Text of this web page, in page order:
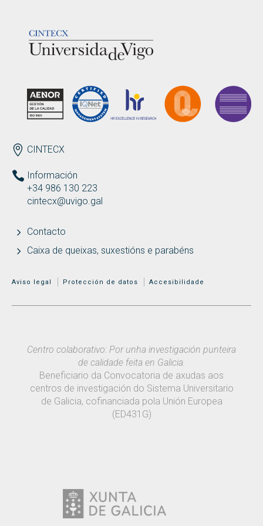
ENDEREZO
CINTECX
Información
+34 986 130 223
cintecx@uvigo.gal
Contacto
Caixa de queixas, suxestións e parabéns
MENÚ ADICIONAL
Aviso legal Protección de datos Accesibilidade
Centro colaborativo: Por unha investigación punteira
de calidade feita en Galicia.
Beneficiario da Convocatoria de axudas aos
centros de investigación do Sistema Universitario
de Galicia, cofinanciada pola Unión Europea
(ED431G)